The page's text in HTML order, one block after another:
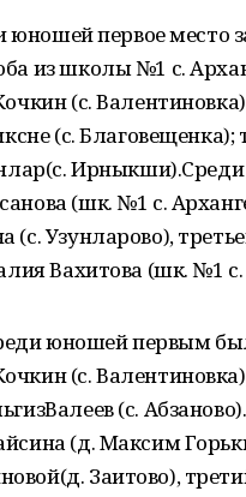
юношей первое место
из школы №1 с.
(с.
(с.
(шк. №1 с.
(с. Узунларово),
Вахитова (шк. №1
юношей первым
(с.
(с.
(д. Максим
Заитово),